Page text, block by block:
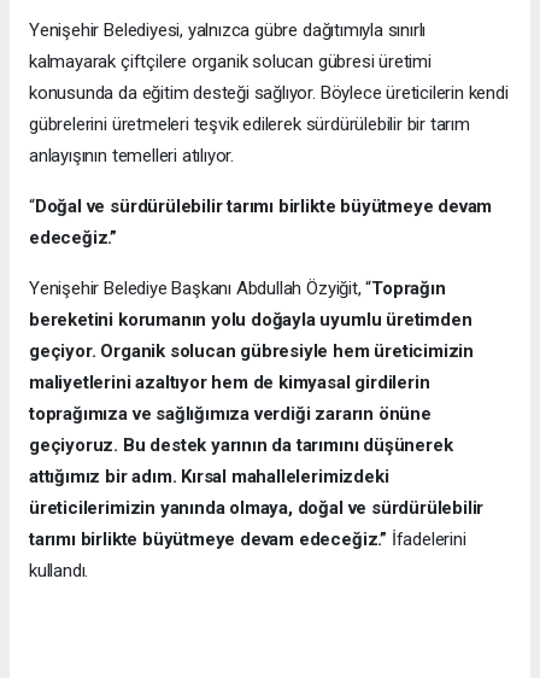
Yenişehir Belediyesi, yalnızca gübre dağıtımıyla sınırlı
kalmayarak çiftçilere organik solucan gübresi üretimi
konusunda da eğitim desteği sağlıyor. Böylece üreticilerin kendi
gübrelerini üretmeleri teşvik edilerek sürdürülebilir bir tarım
anlayışının temelleri atılıyor.
“Doğal ve sürdürülebilir tarımı birlikte büyütmeye devam
edeceğiz.”
Yenişehir Belediye Başkanı Abdullah Özyiğit, “Toprağın
bereketini korumanın yolu doğayla uyumlu üretimden
geçiyor. Organik solucan gübresiyle hem üreticimizin
maliyetlerini azaltıyor hem de kimyasal girdilerin
toprağımıza ve sağlığımıza verdiği zararın önüne
geçiyoruz. Bu destek yarının da tarımını düşünerek
attığımız bir adım. Kırsal mahallelerimizdeki
üreticilerimizin yanında olmaya, doğal ve sürdürülebilir
tarımı birlikte büyütmeye devam edeceğiz.” İfadelerini
kullandı.